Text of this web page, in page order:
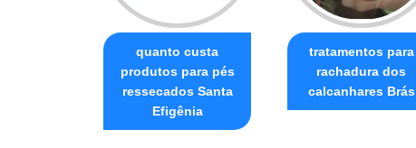
quanto custa
produtos para pés
ressecados Santa
Efigênia
tratamentos para
rachadura dos
calcanhares Brás